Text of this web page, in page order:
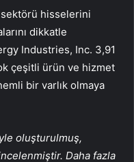
sektörü hisselerini
dikkatle
Industries, Inc. 3,91
çeşitli ürün ve hizmet
bir varlık olmaya
oluşturulmuş,
Daha fazla